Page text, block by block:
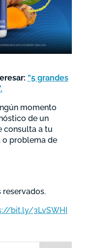
“5 grandes
momento
de un
consulta a tu
o problema de
bit.ly/3LvSWHI